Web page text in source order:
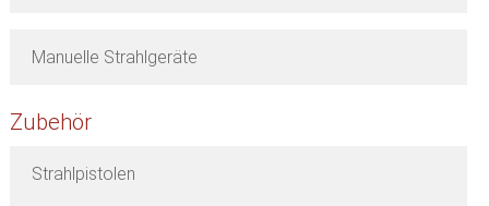
Manuelle Strahlgeräte
Zubehör
Strahlpistolen